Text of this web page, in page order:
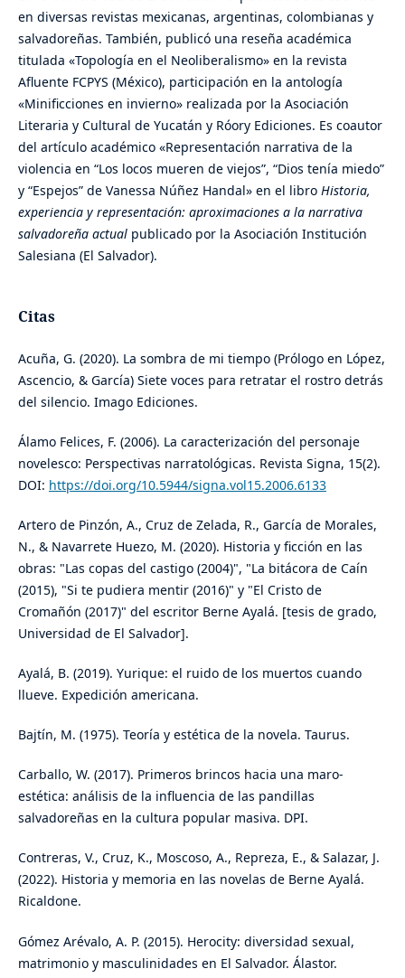
en diversas revistas mexicanas, argentinas, colombianas y
salvadoreñas. También, publicó una reseña académica
titulada «Topología en el Neoliberalismo» en la revista
Afluente FCPYS (México), participación en la antología
«Minificciones en invierno» realizada por la Asociación
Literaria y Cultural de Yucatán y Róory Ediciones. Es coautor
del artículo académico «Representación narrativa de la
violencia en “Los locos mueren de viejos”, “Dios tenía miedo”
y “Espejos” de Vanessa Núñez Handal» en el libro Historia,
experiencia y representación: aproximaciones a la narrativa
salvadoreña actual publicado por la Asociación Institución
Salesiana (El Salvador).
Citas
Acuña, G. (2020). La sombra de mi tiempo (Prólogo en López,
Ascencio, & García) Siete voces para retratar el rostro detrás
del silencio. Imago Ediciones.
Álamo Felices, F. (2006). La caracterización del personaje
novelesco: Perspectivas narratológicas. Revista Signa, 15(2).
DOI: https://doi.org/10.5944/signa.vol15.2006.6133
Artero de Pinzón, A., Cruz de Zelada, R., García de Morales,
N., & Navarrete Huezo, M. (2020). Historia y ficción en las
obras: "Las copas del castigo (2004)", "La bitácora de Caín
(2015), "Si te pudiera mentir (2016)" y "El Cristo de
Cromañón (2017)" del escritor Berne Ayalá. [tesis de grado,
Universidad de El Salvador].
Ayalá, B. (2019). Yurique: el ruido de los muertos cuando
llueve. Expedición americana.
Bajtín, M. (1975). Teoría y estética de la novela. Taurus.
Carballo, W. (2017). Primeros brincos hacia una maro-
estética: análisis de la influencia de las pandillas
salvadoreñas en la cultura popular masiva. DPI.
Contreras, V., Cruz, K., Moscoso, A., Repreza, E., & Salazar, J.
(2022). Historia y memoria en las novelas de Berne Ayalá.
Ricaldone.
Gómez Arévalo, A. P. (2015). Herocity: diversidad sexual,
matrimonio y masculinidades en El Salvador. Álastor.